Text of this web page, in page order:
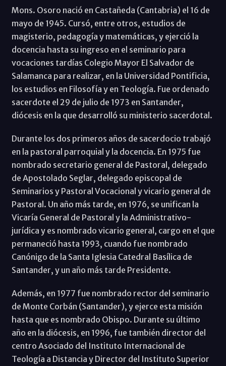
Mons. Osoro nació en Castañeda (Cantabria) el 16 de
mayo de 1945. Cursó, entre otros, estudios de
magisterio, pedagogía y matemáticas, y ejerció la
docencia hasta su ingreso en el seminario para
vocaciones tardías Colegio Mayor El Salvador de
Salamanca para realizar, en la Universidad Pontificia,
los estudios en Filosofía y en Teología. Fue ordenado
sacerdote el 29 de julio de 1973 en Santander,
diócesis en la que desarrolló su ministerio sacerdotal.
Durante los dos primeros años de sacerdocio trabajó
en la pastoral parroquial y la docencia. En 1975 fue
nombrado secretario general de Pastoral, delegado
de Apostolado Seglar, delegado episcopal de
Seminarios y Pastoral Vocacional y vicario general de
Pastoral. Un año más tarde, en 1976, se unifican la
Vicaría General de Pastoral y la Administrativo-
jurídica y es nombrado vicario general, cargo en el que
permaneció hasta 1993, cuando fue nombrado
Canónigo de la Santa Iglesia Catedral Basílica de
Santander, y un año más tarde Presidente.
Además, en 1977 fue nombrado rector del seminario
de Monte Corbán (Santander), y ejerce esta misión
hasta que es nombrado Obispo. Durante su último
año en la diócesis, en 1996, fue también director del
centro Asociado del Instituto Internacional de
Teología a Distancia y Director del Instituto Superior